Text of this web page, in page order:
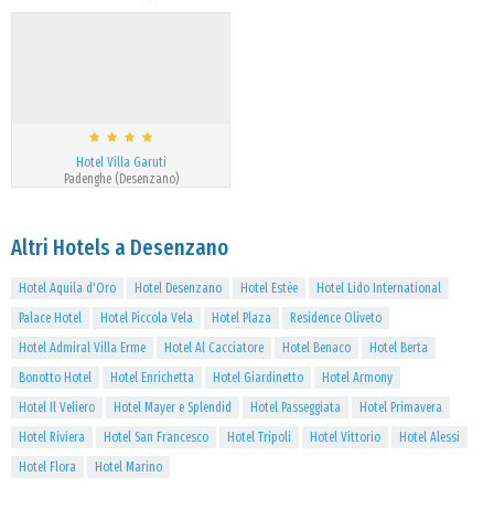
Hotel Villa Garuti
Padenghe (Desenzano)
Altri Hotels a Desenzano
Hotel Aquila d'Oro Hotel Desenzano Hotel Estée
Hotel Lido International
Palace Hotel
Hotel Piccola Vela Hotel Plaza
Residence Oliveto
Hotel Admiral Villa Erme
Hotel Al Cacciatore Hotel Benaco
Hotel Berta
Bonotto Hotel
Hotel Enrichetta Hotel Giardinetto
Hotel Armony
Hotel Il Veliero
Hotel Mayer e Splendid Hotel Passeggiata
Hotel Primavera
Hotel Riviera
Hotel San Francesco Hotel Tripoli Hotel Vittorio
Hotel Alessi
Hotel Flora
Hotel Marino